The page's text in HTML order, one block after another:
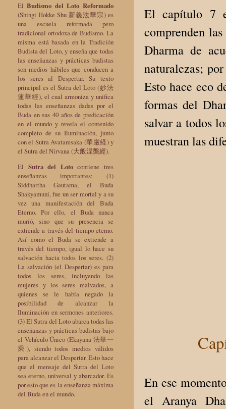
El capítulo 7
comprenden
Dharma de
naturalezas;
Esto hace eco
formas del
salvar a todos
muestran las
En ese
el Aranya
ElBudismo del Loto Reformado
(Shingi Hokke Shu 新義法華宗) es
una escuela reformada pero
tradicional ortodoxa de Budismo. La
misma está basada en la Tradición
Budista del Loto, y enseña que todas
las enseñanzas y prácticas budistas
son medios hábiles que conducen a
los seres al Despertar. Su texto
principal es el Sutra del Loto (妙法
蓮華經), el cual armoniza y unifica
todas las enseñanzas dadas por el
Buda en sus 40 años de predicación
en el mundo y revela el contenido
completo de su Iluminación, junto
con el Sutra Avatamsaka (華厳経) y
el Sutra del Nirvana (大般涅槃經).
El Sutra del Lotocontiene tres
enseñanzas importantes: (1)
Siddhartha Gautama, el Buda
Shakyamuni, fue un ser mortal y a su
vez una manifestación del Buda
Eterno. Por ello, el Buda nunca
murió, sino que su presencia se
extiende a través del tiempo eterno.
Así como el Buda se extiende a
través del tiempo, igual lo hace su
salvación hacia todos los seres. (2)
La salvación (el Despertar) es para
todos los seres, incluyendo las
mujeres y los seres malvados, a
quienes se le había negado la
posibilidad de alcanzar la
Iluminación en sermones anteriores.
(3) El Sutra del Loto abarca todas las
enseñanzas y prácticas budistas bajo
el Vehículo Único (Ekayana 法華一
乘), siendo todos medios válidos
para alcanzar el Despertar. Esto hace
que el mensaje del Sutra del Loto
sea eterno, universal y abarcador. Es
por esto que es la enseñanza máxima
del Buda en el mundo.